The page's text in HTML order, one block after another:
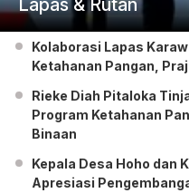
Lapas & Rutan
Kolaborasi Lapas
Ketahanan Pangan,
Rieke Diah Pitaloka
Program Ketahanan
Binaan
Kepala Desa Hoho dan
Apresiasi